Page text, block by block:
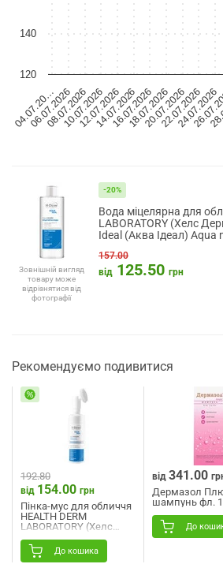
04.07.20…
06.07.2026
08.07.2026
10.07.2026
12.07.2026
14.07.2026
16.07.2026
18.07.2026
20.07.2026
22.07.2026
24.07.2026
120
140
Зовнішній вигляд
товару може
відрізнятися від
фотографії
-20%
Вода міцелярна для
LABORATORY (Хелс
Ideal (Аква Ідеал) Aqua
157.00
від 125.50 грн
Рекомендуємо подивитися
192.80
від 154.00 грн
Пінка-мус для обличчя
HEALTH DERM
LABORATORY (Хелс
Ideal (Аква Ідеал) Aqua
mousse очищуючий 150
До кошика
від 341.00
Дермазол
шампунь фл.
До